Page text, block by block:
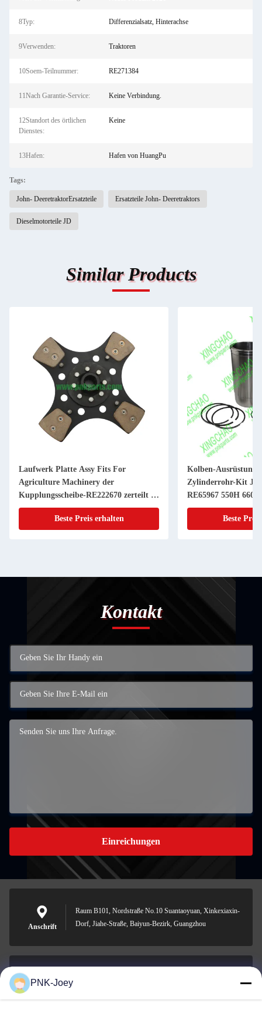
8Typ: Differenzialsatz, Hinterachse
9Verwenden: Traktoren
10Soem-Teilnummer: RE271384
11Nach Garantie-Service: Keine Verbindung.
12Standort des örtlichen
Dienstes:
Keine
13Hafen: Hafen von HuangPu
Tags:
John- DeeretraktorErsatzteile Ersatzteile John- Deeretraktors
Dieselmotorteile JD
Similar Products
Laufwerk Platte Assy Fits For
Agriculture Machinery der
Kupplungsscheibe-RE222670 zerteilt 11
Zoll 20 KEIL
Beste Preis erhalten
Kolben-Ausrüstung
Zylinderrohr-Kit JDs
RE65967 550H 6603
Powerthch Turbo
Beste
Kontakt
Einreichungen
Anschrift
Raum B101, Nordstraße No.10 Suantaoyuan, Xinkexiaxin-
Dorf, Jiahe-Straße, Baiyun-Bezirk, Guangzhou
E-Mail-Adresse
PNK-Joey